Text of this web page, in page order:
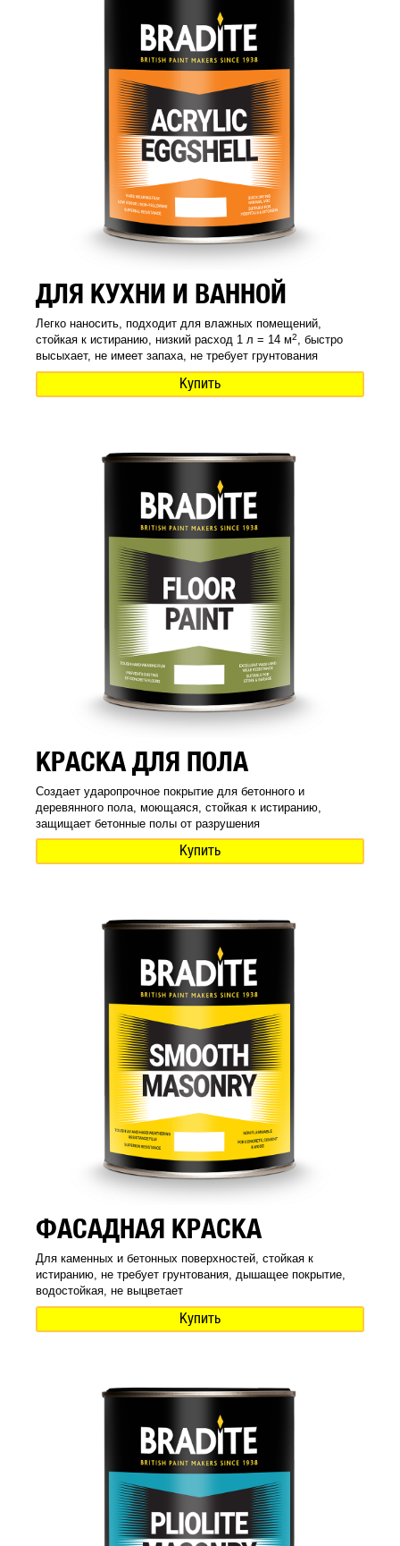
ДЛЯ КУХНИ И ВАННОЙ
Легко наносить, подходит для влажных помещений,
стойкая к истиранию, низкий расход 1 л = 14 м2, быстро
высыхает, не имеет запаха, не требует грунтования
Купить
КРАСКА ДЛЯ ПОЛА
Создает ударопрочное покрытие для бетонного и
деревянного пола, моющаяся, стойкая к истиранию,
защищает бетонные полы от разрушения
Купить
ФАСАДНАЯ КРАСКА
Для каменных и бетонных поверхностей, стойкая к
истиранию, не требует грунтования, дышащее покрытие,
водостойкая, не выцветает
Купить